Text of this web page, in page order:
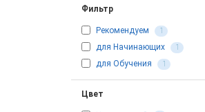
Фильтр
Рекомендуем 1
для Начинающих 1
для Обучения 1
Цвет